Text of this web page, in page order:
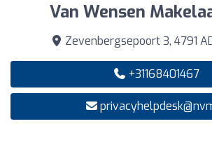
Van Wensen
Zevenbergsepoort 3, 4791
+31168401467